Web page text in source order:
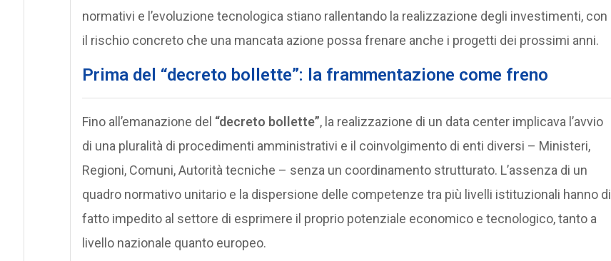
normativi e l’evoluzione tecnologica stiano rallentando la realizzazione degli investimenti, con
il rischio concreto che una mancata azione possa frenare anche i progetti dei prossimi anni.
Prima del “decreto bollette”: la frammentazione come freno
Fino all’emanazione del “decreto bollette”, la realizzazione di un data center implicava l’avvio
di una pluralità di procedimenti amministrativi e il coinvolgimento di enti diversi – Ministeri,
Regioni, Comuni, Autorità tecniche – senza un coordinamento strutturato. L’assenza di un
quadro normativo unitario e la dispersione delle competenze tra più livelli istituzionali hanno di
fatto impedito al settore di esprimere il proprio potenziale economico e tecnologico, tanto a
livello nazionale quanto europeo.